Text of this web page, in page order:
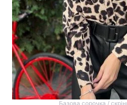
Базова сорочка /